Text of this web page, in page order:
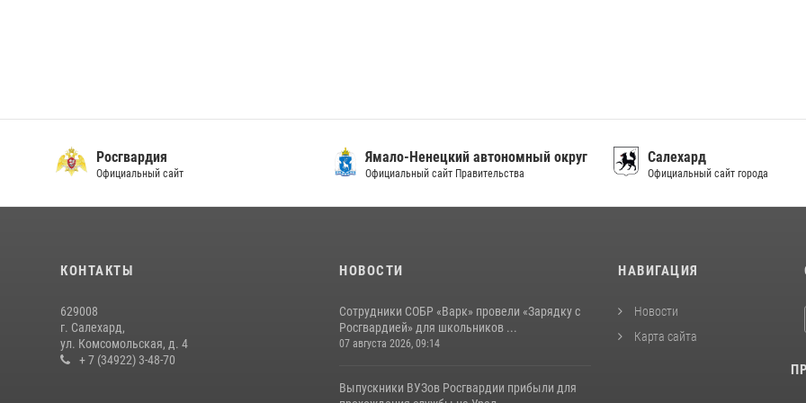
Росгвардия
Официальный сайт
Ямало-Ненецкий автономный округ
Официальный сайт Правительства
Салехард
Официальный сайт города
КОНТАКТЫ
629008
г. Салехард,
ул. Комсомольская, д. 4
+ 7 (34922) 3-48-70
НОВОСТИ
Сотрудники СОБР «Варк» провели «Зарядку с
Росгвардией» для школьников ...
07 августа 2026, 09:14
Выпускники ВУЗов Росгвардии прибыли для
НАВИГАЦИЯ
Новости
Карта сайта